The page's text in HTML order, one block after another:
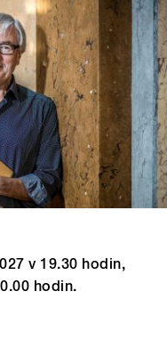
v 19.30 hodin,
hodin.